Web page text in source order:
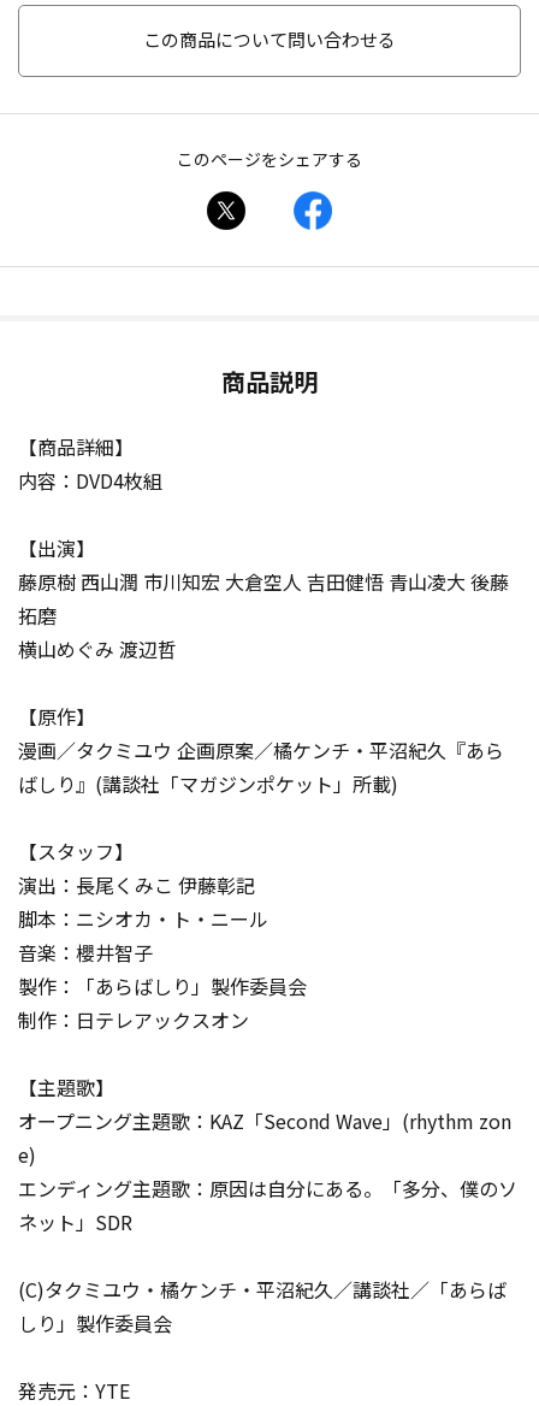
この商品について問い合わせる
このページをシェアする
商品説明
【商品詳細】
内容：DVD4枚組
【出演】
藤原樹 西山潤 市川知宏 大倉空人 吉田健悟 青山凌大 後藤
拓磨
横山めぐみ 渡辺哲
【原作】
漫画／タクミユウ 企画原案／橘ケンチ・平沼紀久『あら
ばしり』(講談社「マガジンポケット」所載)
【スタッフ】
演出：長尾くみこ 伊藤彰記
脚本：ニシオカ・ト・ニール
音楽：櫻井智子
製作：「あらばしり」製作委員会
制作：日テレアックスオン
【主題歌】
オープニング主題歌：KAZ「Second Wave」(rhythm zon
e)
エンディング主題歌：原因は自分にある。「多分、僕のソ
ネット」SDR
(C)タクミユウ・橘ケンチ・平沼紀久／講談社／「あらば
しり」製作委員会
発売元：YTE